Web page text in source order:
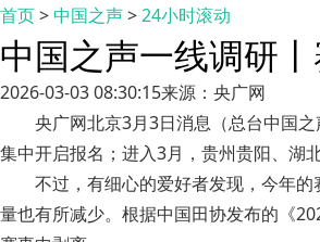
首页>中国之声>24小时滚动
中国之声一线调研
2026-03-03 08:30:15来源：央广网
央广网北京3月3日消息（总台中国
集中开启报名；进入3月，贵州贵阳、湖
不过，有细心的爱好者发现，今年
量也有所减少。根据中国田协发布的《